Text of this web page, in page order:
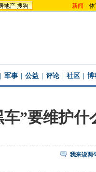
地产 搜狗 新闻 -
军事 公益 评论 社区 博
车”要维护什
我来说两